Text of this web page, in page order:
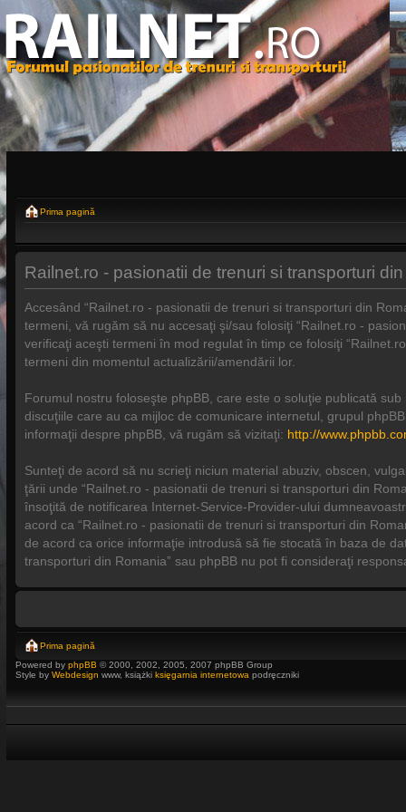
Prima pagină
Railnet.ro - pasionatii de trenuri si transporturi
Accesând “Railnet.ro - pasionatii de trenuri si transporturi din
termeni, vă rugăm să nu accesaţi şi/sau folosiţi “Railnet.ro -
verificaţi aceşti termeni în mod regulat în timp ce folosiţi
termeni din momentul actualizării/amendării lor.
Forumul nostru foloseşte phpBB, care este o soluţie publicată sub
discuţiile care au ca mijloc de comunicare internetul, grupul
informaţii despre phpBB, vă rugăm să vizitaţi: http://
Sunteţi de acord să nu scrieţi niciun material abuziv, obscen,
ţării unde “Railnet.ro - pasionatii de trenuri si transporturi din
însoţită de notificarea Internet-Service-Provider-ului
acord ca “Railnet.ro - pasionatii de trenuri si transporturi din
de acord ca orice informaţie introdusă să fie stocată în baza de
transporturi din Romania” sau phpBB nu pot fi consideraţi
Prima pagină
Powered by phpBB © 2000, 2002, 2005, 2007 phpBB Group
Style by Webdesign www, książki księgarnia internetowa podręczniki